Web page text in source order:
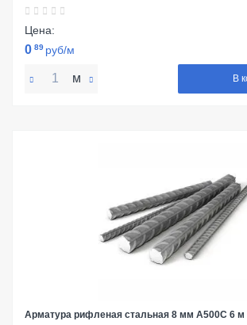
Цена:
0 89 руб/м
м В
Арматура рифленая стальная 8 мм А500С 6 м